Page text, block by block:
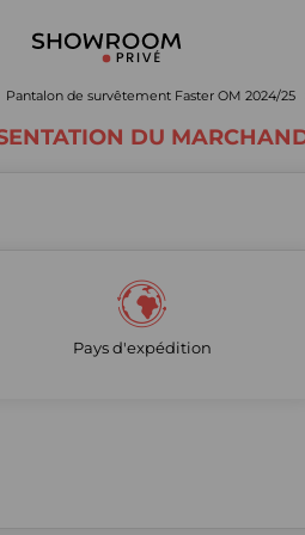
Pantalon de survêtement Faster OM 2024/25
DU
Pays d'expédition